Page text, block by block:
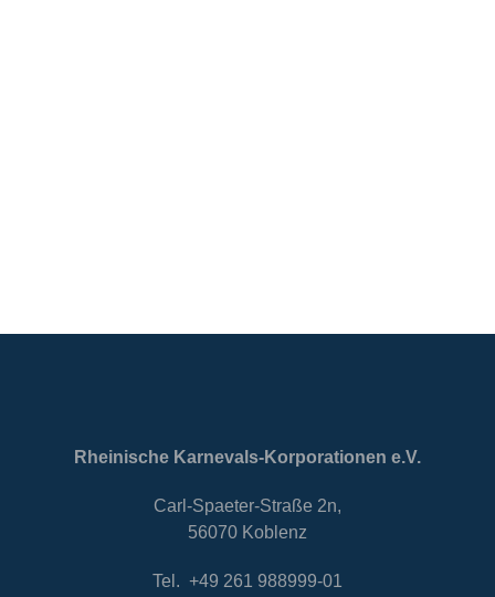
Rheinische Karnevals-Korporationen e.V.
Carl-Spaeter-Straße 2n,
56070 Koblenz
Tel. +49 261 988999-01